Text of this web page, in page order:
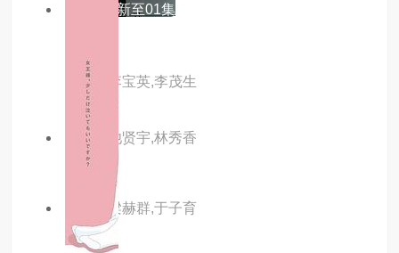
更新至01集
主演：李宝英,李茂生
主演：池贤宇,林秀香
主演：梁赫群,于子育